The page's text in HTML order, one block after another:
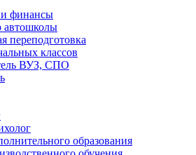
финансы
автошколы
переподготовка
классов
ВУЗ, СПО
образования